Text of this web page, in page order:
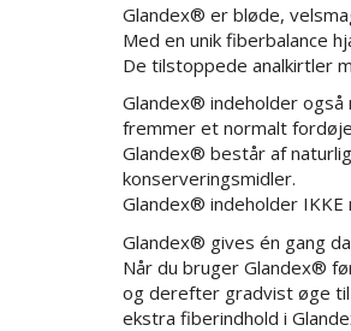
Glandex® er bløde,
Med en unik fiberbalance
De tilstoppede analkirtler
Glandex® indeholder
fremmer et normalt
Glandex® består af
konserveringsmidler.
Glandex® indeholder IKKE
Glandex® gives én gang
Når du bruger Glandex®
og derefter gradvist øge
ekstra fiberindhold i